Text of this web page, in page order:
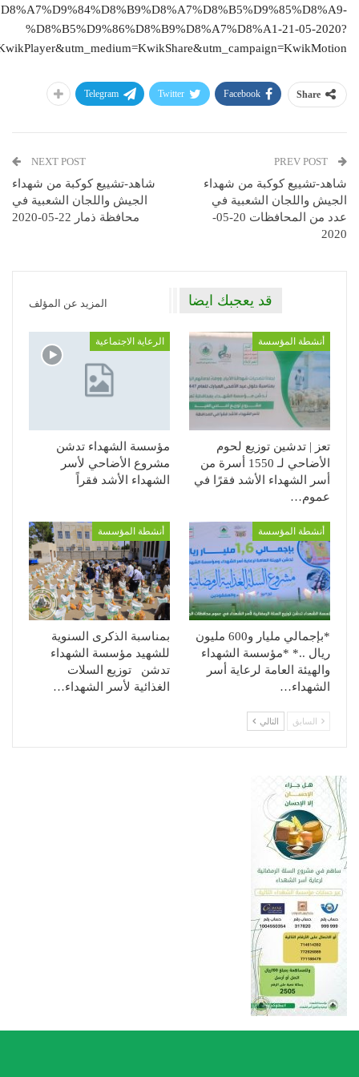
%D8%B5%D9%86%D8%B9%D8%A7%D8%A1-21-05-2020?
Share
Facebook
Twitter
Telegram
شاهد-تشييع كوكبة من شهداء
الجيش واللجان الشعبية في
عدد من المحافظات 20-05-
2020
NEXT POST
شاهد-تشييع كوكبة من شهداء
الجيش واللجان الشعبية في
محافظة ذمار 22-05-2020
قد يعجبك ايضا المزيد عن المؤلف
أنشطة المؤسسة
تعز | تدشين توزيع لحوم
الأضاحي لـ 1550 أسرة من
أسر الشهداء الأشد فقرًا في
عموم…
الرعاية الاجتماعية
مؤسسة الشهداء تدشن
مشروع الأضاحي لأسر
الشهداء الأشد فقراً
أنشطة المؤسسة
*بإجمالي مليار و600 مليون
ريال ..* *مؤسسة الشهداء
والهيئة العامة لرعاية أسر
الشهداء…
أنشطة المؤسسة
بمناسبة الذكرى السنوية
للشهيد مؤسسة الشهداء
تدشن توزيع السلات
الغذائية لأسر الشهداء…
السابق التالي